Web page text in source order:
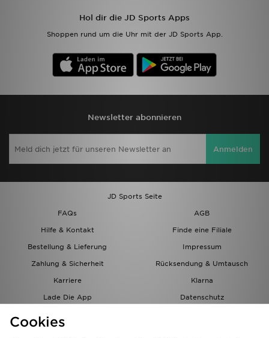
Hol dir die JD Sports Apps
Shoppen rund um die Uhr mit der JD Sports App.
Newsletter abonnieren
Anmelden
JD Sports Seite
FAQs
AGB
Hilfe & Kontakt
Finde eine Filiale
Bestellung & Lieferung
Impressum
Zahlung & Sicherheit
Rücksendung & Umtausch
Karriere
Klarna
Lade Die App
Datenschutz
Geschenkkarte
Meine Nachrichten
Bestellverfolgung
Hilfe & Kontakt
Cookies